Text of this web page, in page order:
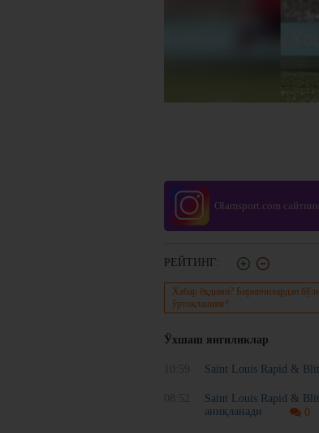
Olamsport.com
РЕЙТИНГ:
Хабар ёқдими? Биринчилардан
ўртоқлашинг!
Ўхшаш янгиликлар
Saint Louis Rapid &
Saint Louis Rapid &
аниқланади
0